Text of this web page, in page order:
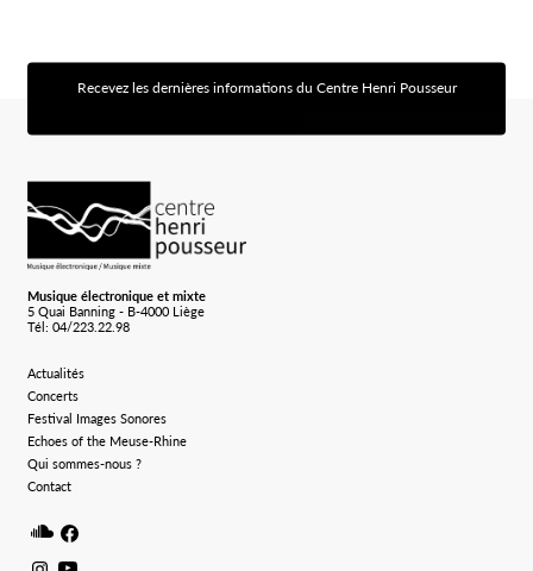
Recevez les dernières informations du Centre Henri Pousseur
Musique électronique et mixte
5 Quai Banning - B-4000 Liège
Tél: 04/223.22.98
Actualités
Concerts
Festival Images Sonores
Echoes of the Meuse-Rhine
Qui sommes-nous ?
Contact
Soundcloud
Facebook